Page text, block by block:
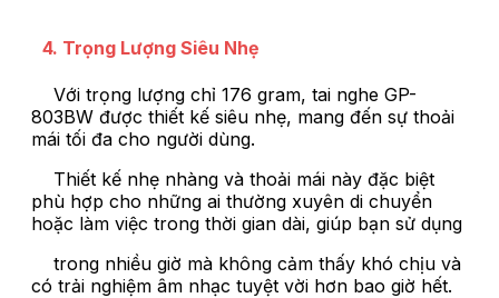
4. Trọng Lượng Siêu Nhẹ
Với trọng lượng chỉ 176 gram, tai nghe GP-
803BW được thiết kế siêu nhẹ, mang đến sự thoải
mái tối đa cho người dùng.
Thiết kế nhẹ nhàng và thoải mái này đặc biệt
phù hợp cho những ai thường xuyên di chuyển
hoặc làm việc trong thời gian dài, giúp bạn sử dụng
trong nhiều giờ mà không cảm thấy khó chịu và
có trải nghiệm âm nhạc tuyệt vời hơn bao giờ hết.